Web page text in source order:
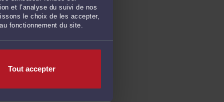
et l’analyse du suivi de nos
le choix de les accepter,
fonctionnement du site.
Tout accepter